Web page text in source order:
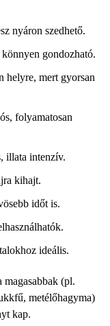
nyáron szedhető.
gondozható.
helyre, mert gyorsan
folyamatosan
illata intenzív.
kihajt.
időt is.
ideális.
(pl.
metélőhagyma)
kap.